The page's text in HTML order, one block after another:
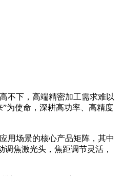
不下，高端精密加工需求难以
为使命，深耕高功率、高精度
用场景的核心产品矩阵，其中
焦激光头，焦距调节灵活，